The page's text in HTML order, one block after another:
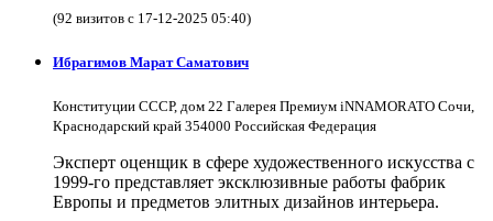
(92 визитов с 17-12-2025 05:40)
Ибрагимов Марат Саматович
Конституции СССР, дом 22 Галерея Премиум iNNAMORATO Сочи,
Краснодарский край 354000 Российская Федерация
Эксперт оценщик в сфере художественного искусства с
1999-го представляет эксклюзивные работы фабрик
Европы и предметов элитных дизайнов интерьера.